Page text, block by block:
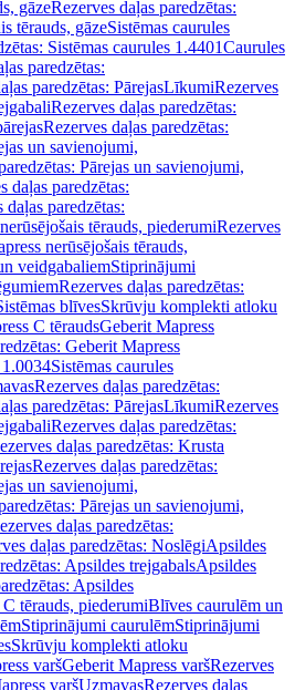
gāzeRezerves daļas paredzētas:
tērauds, gāzeSistēmas caurules
Sistēmas caurules 1.4401Caurules
paredzētas:
paredzētas: PārejasLīkumiRezerves
Rezerves daļas paredzētas:
Rezerves daļas paredzētas:
un savienojumi,
Pārejas un savienojumi,
daļas paredzētas:
daļas paredzētas:
tērauds, piederumiRezerves
nerūsējošais tērauds,
veidgabaliemStiprinājumi
Rezerves daļas paredzētas:
blīvesSkrūvju komplekti atloku
C tēraudsGeberit Mapress
Geberit Mapress
1.0034Sistēmas caurules
Rezerves daļas paredzētas:
paredzētas: PārejasLīkumiRezerves
Rezerves daļas paredzētas:
daļas paredzētas: Krusta
Rezerves daļas paredzētas:
un savienojumi,
Pārejas un savienojumi,
daļas paredzētas:
daļas paredzētas: NoslēgiApsildes
Apsildes trejgabalsApsildes
Apsildes
tērauds, piederumiBlīves caurulēm un
Stiprinājumi caurulēmStiprinājumi
Skrūvju komplekti atloku
varšGeberit Mapress varšRezerves
varšUzmavasRezerves daļas